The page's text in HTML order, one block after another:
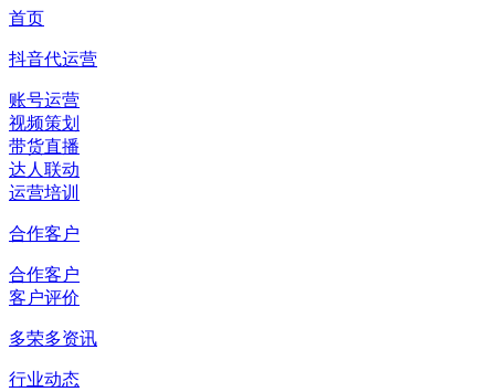
首页
抖音代运营
账号运营
视频策划
带货直播
达人联动
运营培训
合作客户
合作客户
客户评价
多荣多资讯
行业动态